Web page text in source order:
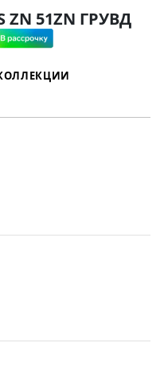
ZN 51ZN ГРУВД